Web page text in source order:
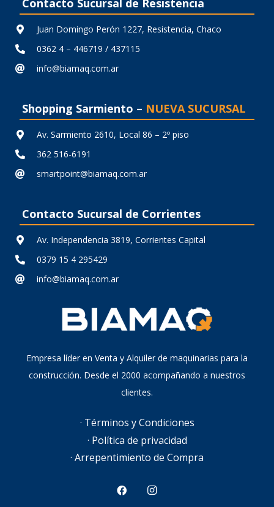
Contacto Sucursal de Resistencia
Juan Domingo Perón 1227, Resistencia, Chaco
0362 4 – 446719 / 437115
info@biamaq.com.ar
Shopping Sarmiento – NUEVA SUCURSAL
Av. Sarmiento 2610, Local 86 – 2º piso
362 516-6191
smartpoint@biamaq.com.ar
Contacto Sucursal de Corrientes
Av. Independencia 3819, Corrientes Capital
0379 15 4 295429
info@biamaq.com.ar
Empresa líder en Venta y Alquiler de maquinarias para la
construcción. Desde el 2000 acompañando a nuestros
clientes.
· Términos y Condiciones
· Política de privacidad
· Arrepentimiento de Compra